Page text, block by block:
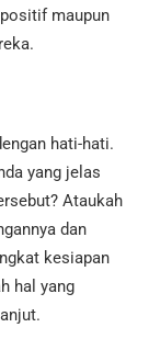
maupun
hati-hati.
yang jelas
Ataukah
dan
kesiapan
hal yang